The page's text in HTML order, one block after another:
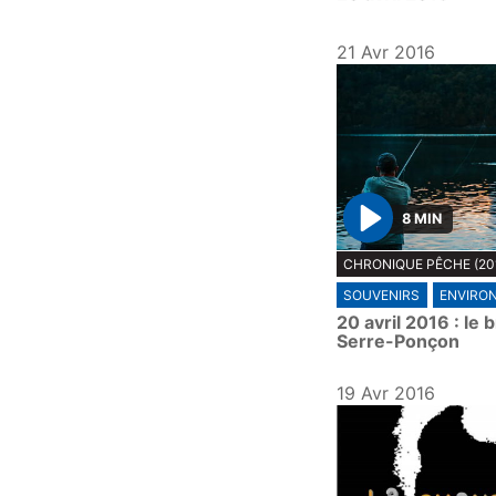
21 Avr 2016
P
l
a
y
8 MIN
CHRONIQUE PÊCHE
SOUVENIRS
20 avril 2016 : le
Serre-Ponçon
19 Avr 2016